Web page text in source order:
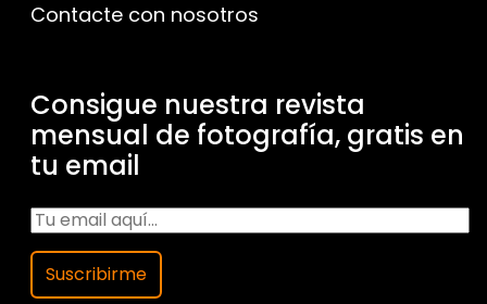
Contacte con nosotros
Consigue nuestra revista
mensual de fotografía, gratis en
tu email
Suscribirme